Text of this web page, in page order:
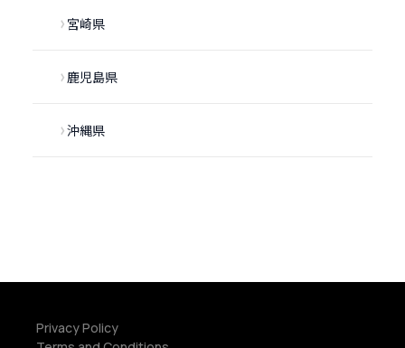
宮崎県
鹿児島県
沖縄県
Privacy Policy